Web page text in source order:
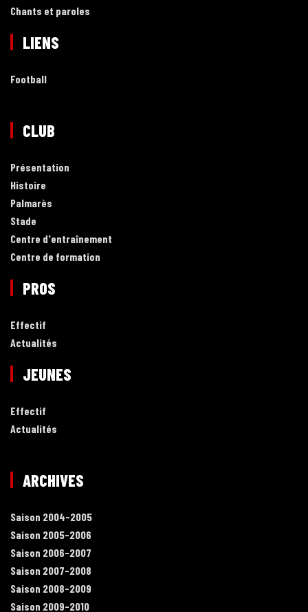
Chants et paroles
LIENS
Football
CLUB
Présentation
Histoire
Palmarès
Stade
Centre d'entraînement
Centre de formation
PROS
Effectif
Actualités
JEUNES
Effectif
Actualités
ARCHIVES
Saison 2004-2005
Saison 2005-2006
Saison 2006-2007
Saison 2007-2008
Saison 2008-2009
Saison 2009-2010